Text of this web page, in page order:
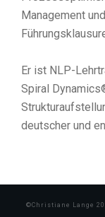
Management
Er ist NLP-
Spiral
deutscher und
©Christiane Lange